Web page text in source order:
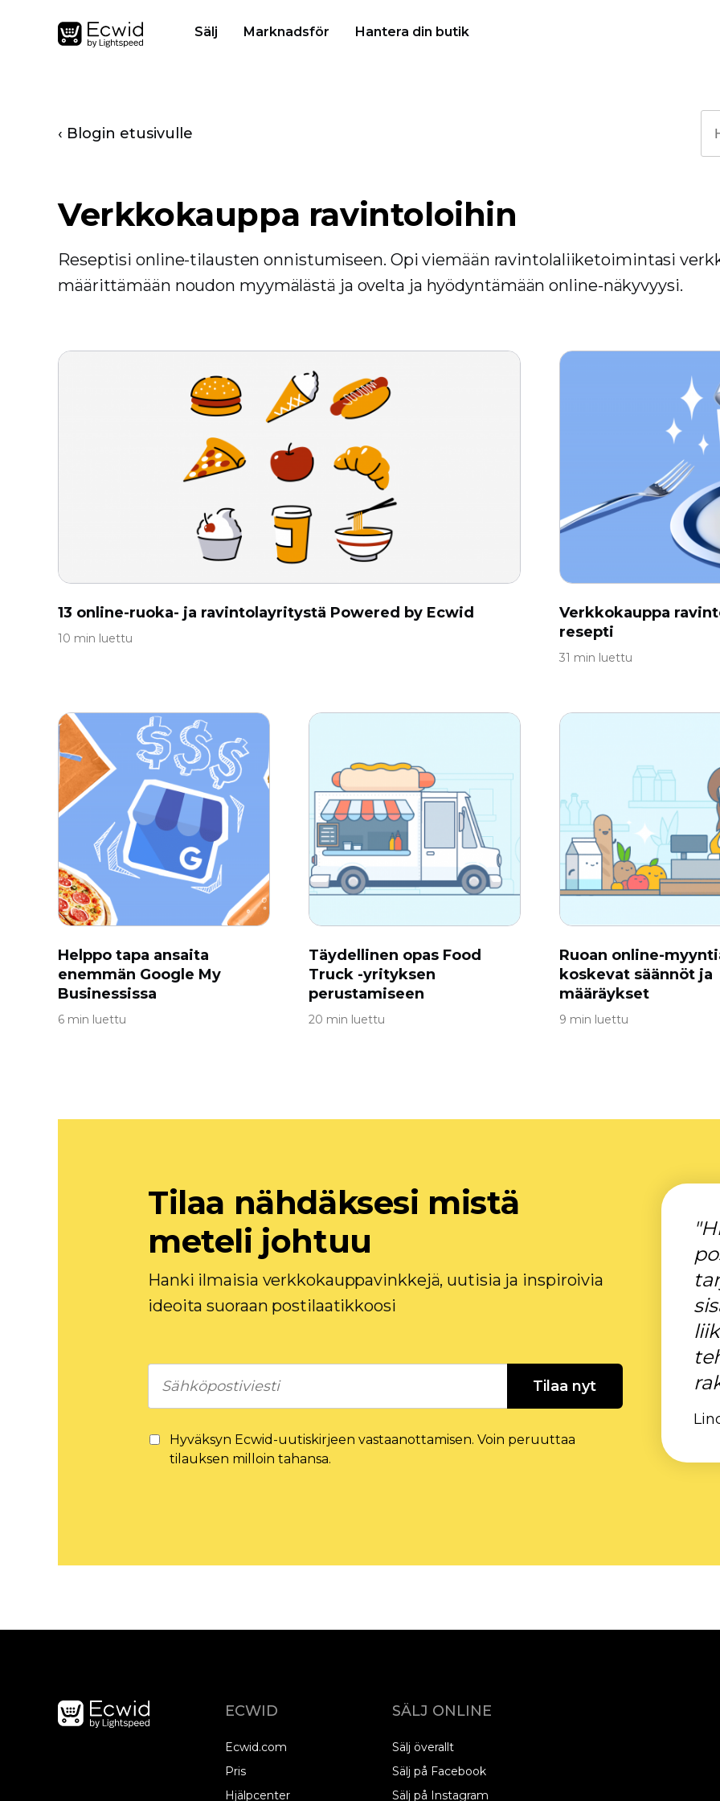
Sälj Marknadsför Hantera din butik
‹ Blogin etusivulle
Verkkokauppa ravintoloihin
Reseptisi online-tilausten onnistumiseen. Opi viemään ravintolaliiketoimintasi
määrittämään noudon myymälästä ja ovelta ja hyödyntämään online-näkyvyysi.
13 online-ruoka- ja ravintolayritystä Powered by Ecwid
10 min luettu
Verkkokauppa
resepti
31 min luettu
Helppo tapa ansaita
enemmän Google My
Businessissa
6 min luettu
Täydellinen opas Food
Truck -yrityksen
perustamiseen
20 min luettu
Ruoan online-
koskevat säännöt ja
määräykset
9 min luettu
Tilaa nähdäksesi mistä
meteli johtuu
Hanki ilmaisia ​​verkkokauppavinkkejä, uutisia ja inspiroivia
ideoita suoraan postilaatikkoosi
Tilaa nyt
Hyväksyn Ecwid-uutiskirjeen vastaanottamisen. Voin peruuttaa
tilauksen milloin tahansa.
ECWID
Ecwid.com
Pris
Hjälpcenter
SÄLJ ONLINE
Sälj överallt
Sälj på Facebook
Sälj på Instagram